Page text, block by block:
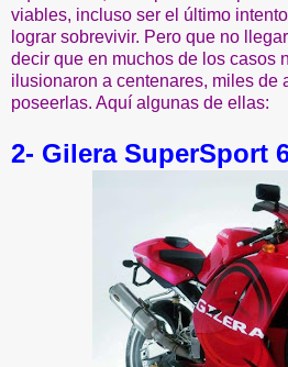
viables, incluso ser el último
lograr sobrevivir. Pero que no
decir que en muchos de los casos
ilusionaron a centenares, miles de
poseerlas. Aquí algunas de ellas:
2- Gilera SuperSport